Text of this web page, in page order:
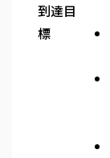
到達目
標